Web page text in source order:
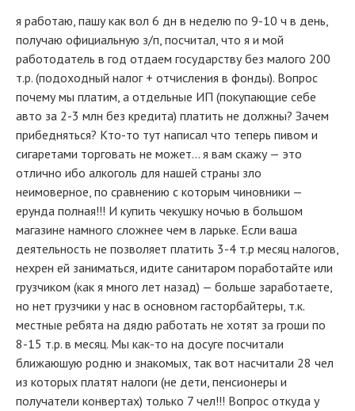
я работаю, пашу как вол 6 дн в неделю по 9-10 ч в день,
получаю официальную з/п, посчитал, что я и мой
работодатель в год отдаем государству без малого 200
т.р. (подоходный налог + отчисления в фонды). Вопрос
почему мы платим, а отдельные ИП (покупающие себе
авто за 2-3 млн без кредита) платить не должны? Зачем
прибедняться? Кто-то тут написал что теперь пивом и
сигаретами торговать не может... я вам скажу — это
отлично ибо алкоголь для нашей страны зло
неимоверное, по сравнению с которым чиновники —
ерунда полная!!! И купить чекушку ночью в большом
магазине намного сложнее чем в ларьке. Если ваша
деятельность не позволяет платить 3-4 т.р месяц налогов,
нехрен ей заниматься, идите санитаром поработайте или
грузчиком (как я много лет назад) — больше заработаете,
но нет грузчики у нас в основном гасторбайтеры, т.к.
местные ребята на дядю работать не хотят за гроши по
8-15 т.р. в месяц. Мы как-то на досуге посчитали
ближаюшую родню и знакомых, так вот насчитали 28 чел
из которых платят налоги (не дети, пенсионеры и
получатели конвертах) только 7 чел!!! Вопрос откуда у